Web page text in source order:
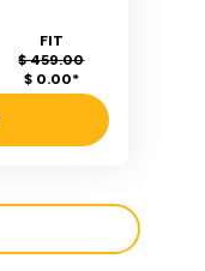
FIT
$ 459.00
$ 0.00*